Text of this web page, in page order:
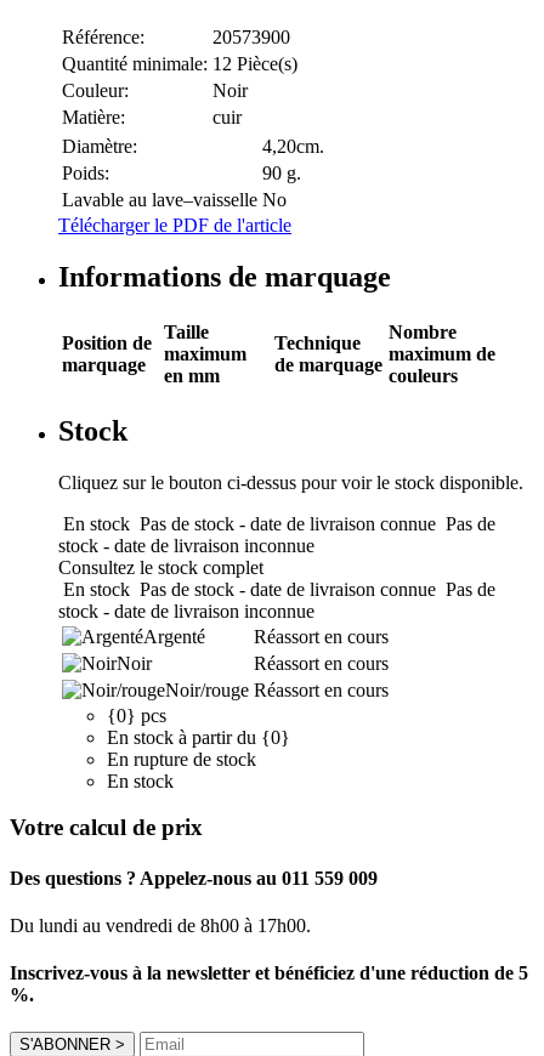
Référence:
20573900
Quantité minimale: 12 Pièce(s)
Couleur:
Noir
Matière:
cuir
Diamètre:
4,20cm.
Poids:
90 g.
Lavable au lave–vaisselle No
Télécharger le PDF de l'article
Informations de marquage
Position de
marquage
Taille
maximum
en mm
Technique
de marquage
Nombre
maximum de
couleurs
Stock
Cliquez sur le bouton ci-dessus pour voir le stock disponible.
En stock Pas de stock - date de livraison connue Pas de
stock - date de livraison inconnue
Consultez le stock complet
En stock Pas de stock - date de livraison connue Pas de
stock - date de livraison inconnue
Argenté
Réassort en cours
Noir
Réassort en cours
Noir/rouge Réassort en cours
{0} pcs
En stock à partir du {0}
En rupture de stock
En stock
Votre calcul de prix
Des questions ? Appelez-nous au 011 559 009
Du lundi au vendredi de 8h00 à 17h00.
Inscrivez-vous à la newsletter et bénéficiez d'une réduction de 5
%.
S'ABONNER >